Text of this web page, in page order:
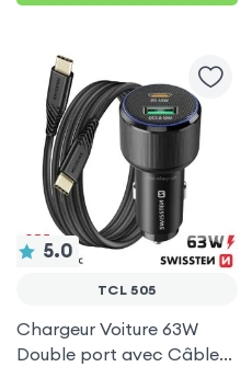
5.0
TCL 505
Chargeur Voiture 63W
Double port avec Câble